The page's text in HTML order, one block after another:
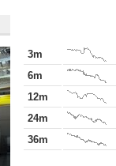
3m
6m
12m
24m
36m